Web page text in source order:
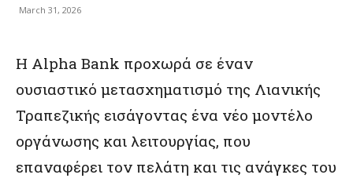
March 31, 2026
Η Alpha Bank προχωρά σε έναν
ουσιαστικό μετασχηματισμό της Λιανικής
Τραπεζικής εισάγοντας ένα νέο μοντέλο
οργάνωσης και λειτουργίας, που
επαναφέρει τον πελάτη και τις ανάγκες του